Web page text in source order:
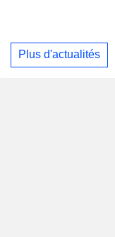
Plus d'actualités